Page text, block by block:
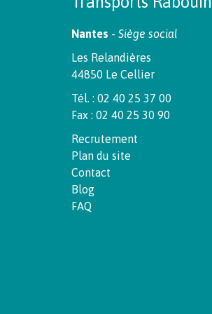
Nantes - Siège social
Les Relandières
44850 Le Cellier
Tél. : 02 40 25 37 00
Fax : 02 40 25 30 90
Recrutement
Plan du site
Contact
Blog
FAQ